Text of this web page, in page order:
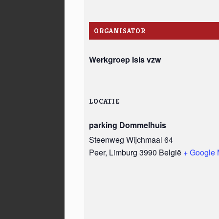
ORGANISATOR
Werkgroep Isis vzw
LOCATIE
parking Dommelhuis
Steenweg Wijchmaal 64
Peer, Limburg 3990 België + Google